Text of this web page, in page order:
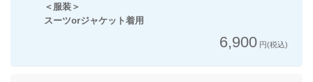
＜服装＞
スーツorジャケット着用
6,900 円(税込)